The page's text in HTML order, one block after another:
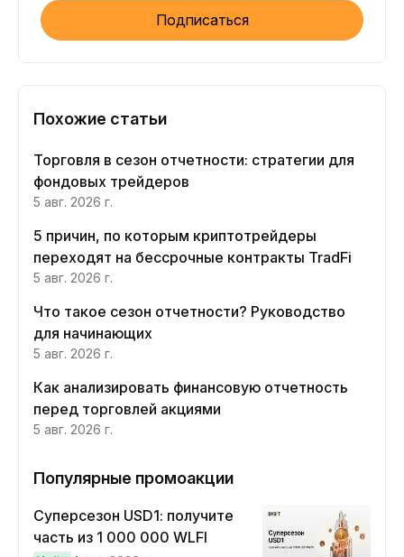
Подписаться
Похожие статьи
Торговля в сезон отчетности: стратегии для
фондовых трейдеров
5 авг. 2026 г.
5 причин, по которым криптотрейдеры
переходят на бессрочные контракты TradFi
5 авг. 2026 г.
Что такое сезон отчетности? Руководство
для начинающих
5 авг. 2026 г.
Как анализировать финансовую отчетность
перед торговлей акциями
5 авг. 2026 г.
Популярные промоакции
Суперсезон USD1: получите
часть из 1 000 000 WLFI